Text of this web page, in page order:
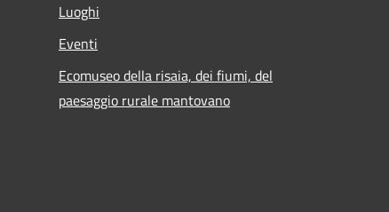
Luoghi
Eventi
Ecomuseo della risaia, dei fiumi, del
paesaggio rurale mantovano